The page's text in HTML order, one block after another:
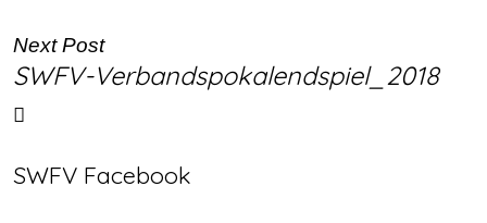
Next Post
SWFV-Verbandspokalendspiel_2018
SWFV Facebook